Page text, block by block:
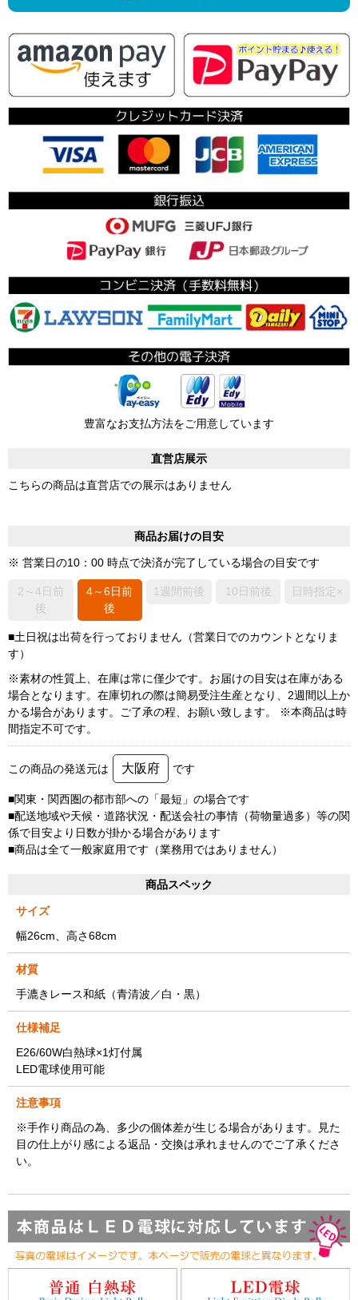
豊富なお支払方法をご用意しています
直営店展示
こちらの商品は直営店での展示はありません
商品お届けの目安
※ 営業日の10：00 時点で決済が完了している場合の目安です
2～4日前
後
4～6日前
後
1週間前後 10日前後 日時指定×
■土日祝は出荷を行っておりません（営業日でのカウントとなりま
す）
※素材の性質上、在庫は常に僅少です。お届けの目安は在庫がある
場合となります。在庫切れの際は簡易受注生産となり、2週間以上か
かる場合があります。ご了承の程、お願い致します。 ※本商品は時
間指定不可です。
この商品の発送元は 大阪府 です
■関東・関西圏の都市部への「最短」の場合です
■配送地域や天候・道路状況・配送会社の事情（荷物量過多）等の関
係で目安より日数が掛かる場合があります
■商品は全て一般家庭用です（業務用ではありません）
商品スペック
サイズ
幅26cm、高さ68cm
材質
手漉きレース和紙（青清波／白・黒）
仕様補足
E26/60W白熱球×1灯付属
LED電球使用可能
注意事項
※手作り商品の為、多少の個体差が生じる場合があります。見た
目の仕上がり感による返品・交換は承れませんのでご了承くださ
い。